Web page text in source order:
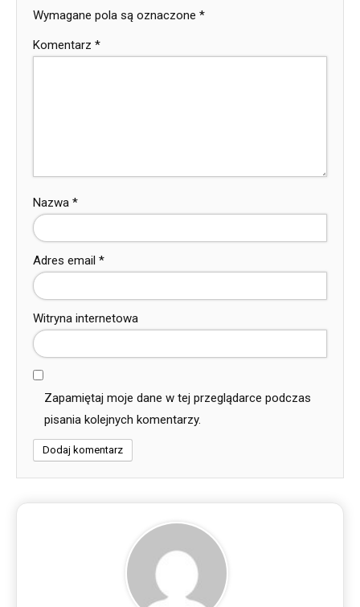
Wymagane pola są oznaczone *
Komentarz *
Nazwa *
Adres email *
Witryna internetowa
Zapamiętaj moje dane w tej przeglądarce podczas
pisania kolejnych komentarzy.